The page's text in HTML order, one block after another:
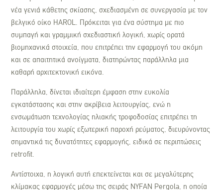
νέα γενιά κάθετης σκίασης, σχεδιασμένη σε συνεργασία με τον
βελγικό οίκο HAROL. Πρόκειται για ένα σύστημα με πιο
συμπαγή και γραμμική σχεδιαστική λογική, χωρίς ορατά
βιομηχανικά στοιχεία, που επιτρέπει την εφαρμογή του ακόμη
και σε απαιτητικά ανοίγματα, διατηρώντας παράλληλα μια
καθαρή αρχιτεκτονική εικόνα.
Παράλληλα, δίνεται ιδιαίτερη έμφαση στην ευκολία
εγκατάστασης και στην ακρίβεια λειτουργίας, ενώ η
ενσωμάτωση τεχνολογίας ηλιακής τροφοδοσίας επιτρέπει τη
λειτουργία του χωρίς εξωτερική παροχή ρεύματος, διευρύνοντας
σημαντικά τις δυνατότητες εφαρμογής, ειδικά σε περιπτώσεις
retrofit.
Αντίστοιχα, η λογική αυτή επεκτείνεται και σε μεγαλύτερης
κλίμακας εφαρμογές μέσω της σειράς NYFAN Pergola, η οποία